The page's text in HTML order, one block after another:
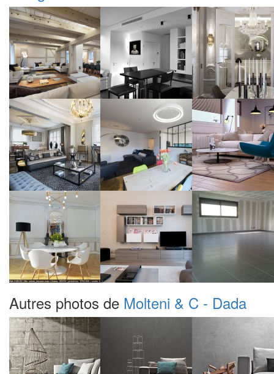
Autres photos de Molteni & C - Dada